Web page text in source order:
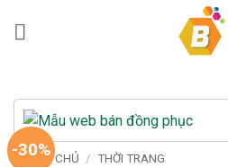
-30%
TRANG CHỦ / THỜI TRANG